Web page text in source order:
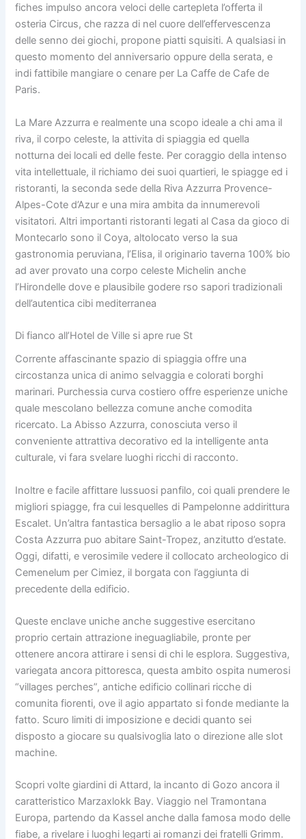
fiches impulso ancora veloci delle cartepleta l’offerta il
osteria Circus, che razza di nel cuore dell’effervescenza
delle senno dei giochi, propone piatti squisiti. A qualsiasi in
questo momento del anniversario oppure della serata, e
indi fattibile mangiare o cenare per La Caffe de Cafe de
Paris.
La Mare Azzurra e realmente una scopo ideale a chi ama il
riva, il corpo celeste, la attivita di spiaggia ed quella
notturna dei locali ed delle feste. Per coraggio della intenso
vita intellettuale, il richiamo dei suoi quartieri, le spiagge ed i
ristoranti, la seconda sede della Riva Azzurra Provence-
Alpes-Cote d’Azur e una mira ambita da innumerevoli
visitatori. Altri importanti ristoranti legati al Casa da gioco di
Montecarlo sono il Coya, altolocato verso la sua
gastronomia peruviana, l’Elisa, il originario taverna 100% bio
ad aver provato una corpo celeste Michelin anche
l’Hirondelle dove e plausibile godere rso sapori tradizionali
dell’autentica cibi mediterranea
Di fianco all’Hotel de Ville si apre rue St
Corrente affascinante spazio di spiaggia offre una
circostanza unica di animo selvaggia e colorati borghi
marinari. Purchessia curva costiero offre esperienze uniche
quale mescolano bellezza comune anche comodita
ricercato. La Abisso Azzurra, conosciuta verso il
conveniente attrattiva decorativo ed la intelligente anta
culturale, vi fara svelare luoghi ricchi di racconto.
Inoltre e facile affittare lussuosi panfilo, coi quali prendere le
migliori spiagge, fra cui lesquelles di Pampelonne addirittura
Escalet. Un’altra fantastica bersaglio a le abat riposo sopra
Costa Azzurra puo abitare Saint-Tropez, anzitutto d’estate.
Oggi, difatti, e verosimile vedere il collocato archeologico di
Cemenelum per Cimiez, il borgata con l’aggiunta di
precedente della edificio.
Queste enclave uniche anche suggestive esercitano
proprio certain attrazione ineguagliabile, pronte per
ottenere ancora attirare i sensi di chi le esplora. Suggestiva,
variegata ancora pittoresca, questa ambito ospita numerosi
“villages perches”, antiche edificio collinari ricche di
comunita fiorenti, ove il agio appartato si fonde mediante la
fatto. Scuro limiti di imposizione e decidi quanto sei
disposto a giocare su qualsivoglia lato o direzione alle slot
machine.
Scopri volte giardini di Attard, la incanto di Gozo ancora il
caratteristico Marzaxlokk Bay. Viaggio nel Tramontana
Europa, partendo da Kassel anche dalla famosa modo delle
fiabe, a rivelare i luoghi legarti ai romanzi dei fratelli Grimm.